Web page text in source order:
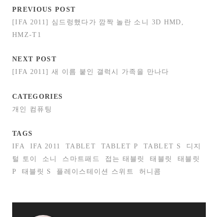
PREVIOUS POST
[IFA 2011] 심드렁했다가 깜짝 놀란 소니 3D HMD,
HMZ-T1
NEXT POST
[IFA 2011] 새 이름 붙인 갤럭시 가족을 만나다
CATEGORIES
개인 컴퓨팅
TAGS
IFA
IFA 2011 TABLET TABLET P TABLET S
디지
털 토이
소니 스마트패드 접는 태블릿 태블릿
태블릿
P
태블릿 S 플레이스테이션 스위트 허니콤